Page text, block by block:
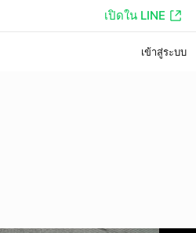
เปิดใน LINE
เข้าสู่ระบบ